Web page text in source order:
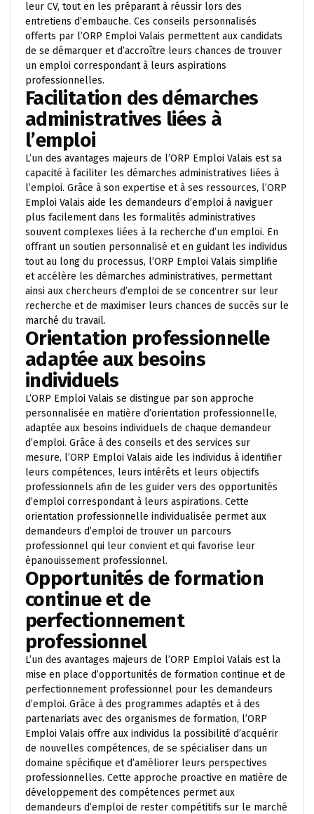
leur CV, tout en les préparant à réussir lors des
entretiens d’embauche. Ces conseils personnalisés
offerts par l’ORP Emploi Valais permettent aux candidats
de se démarquer et d’accroître leurs chances de trouver
un emploi correspondant à leurs aspirations
professionnelles.
Facilitation des démarches
administratives liées à
l’emploi
L’un des avantages majeurs de l’ORP Emploi Valais est sa
capacité à faciliter les démarches administratives liées à
l’emploi. Grâce à son expertise et à ses ressources, l’ORP
Emploi Valais aide les demandeurs d’emploi à naviguer
plus facilement dans les formalités administratives
souvent complexes liées à la recherche d’un emploi. En
offrant un soutien personnalisé et en guidant les individus
tout au long du processus, l’ORP Emploi Valais simplifie
et accélère les démarches administratives, permettant
ainsi aux chercheurs d’emploi de se concentrer sur leur
recherche et de maximiser leurs chances de succès sur le
marché du travail.
Orientation professionnelle
adaptée aux besoins
individuels
L’ORP Emploi Valais se distingue par son approche
personnalisée en matière d’orientation professionnelle,
adaptée aux besoins individuels de chaque demandeur
d’emploi. Grâce à des conseils et des services sur
mesure, l’ORP Emploi Valais aide les individus à identifier
leurs compétences, leurs intérêts et leurs objectifs
professionnels afin de les guider vers des opportunités
d’emploi correspondant à leurs aspirations. Cette
orientation professionnelle individualisée permet aux
demandeurs d’emploi de trouver un parcours
professionnel qui leur convient et qui favorise leur
épanouissement professionnel.
Opportunités de formation
continue et de
perfectionnement
professionnel
L’un des avantages majeurs de l’ORP Emploi Valais est la
mise en place d’opportunités de formation continue et de
perfectionnement professionnel pour les demandeurs
d’emploi. Grâce à des programmes adaptés et à des
partenariats avec des organismes de formation, l’ORP
Emploi Valais offre aux individus la possibilité d’acquérir
de nouvelles compétences, de se spécialiser dans un
domaine spécifique et d’améliorer leurs perspectives
professionnelles. Cette approche proactive en matière de
développement des compétences permet aux
demandeurs d’emploi de rester compétitifs sur le marché